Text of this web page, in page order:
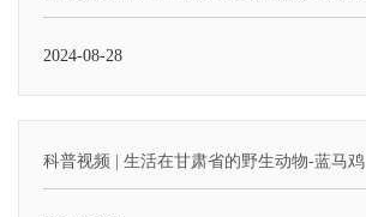
2024-08-28
科普视频 | 生活在甘肃省的野生动物-蓝马鸡